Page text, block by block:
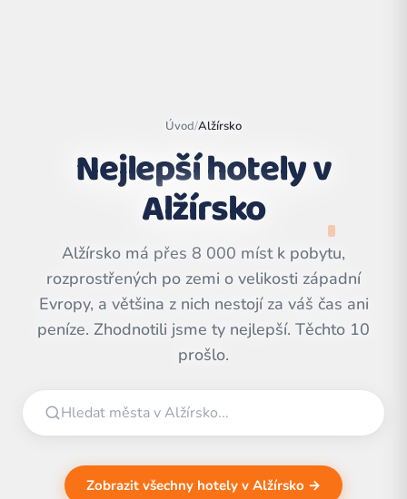
Leaflet
OpenStreetMap
contributors | ©
Úvod/Alžírsko
Nejlepší hotely v
Alžírsko
Alžírsko má přes 8 000 míst k pobytu,
rozprostřených po zemi o velikosti západní
Evropy, a většina z nich nestojí za váš čas ani
peníze. Zhodnotili jsme ty nejlepší. Těchto 10
prošlo.
Zobrazit všechny hotely v Alžírsko →